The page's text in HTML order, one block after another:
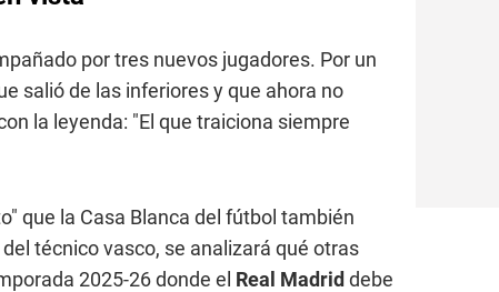
por tres nuevos jugadores. Por un
salió de las inferiores y que ahora no
la leyenda: "El que traiciona siempre
que la Casa Blanca del fútbol también
técnico vasco, se analizará qué otras
2025-26 donde el Real Madrid debe